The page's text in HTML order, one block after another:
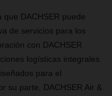
que DACHSER puede
de servicios para los
con DACHSER
logísticas integrales
para el
su parte, DACHSER Air &